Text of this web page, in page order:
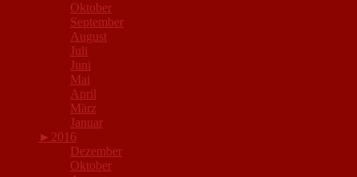
Oktober
September
August
Juli
Juni
Mai
April
März
Januar
► 2016
Dezember
Oktober